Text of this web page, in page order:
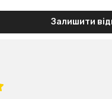
Залишити